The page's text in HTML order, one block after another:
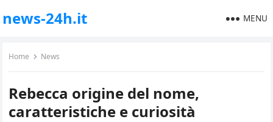
news-24h.it MENU
Home News
Rebecca origine del nome,
caratteristiche e curiosità